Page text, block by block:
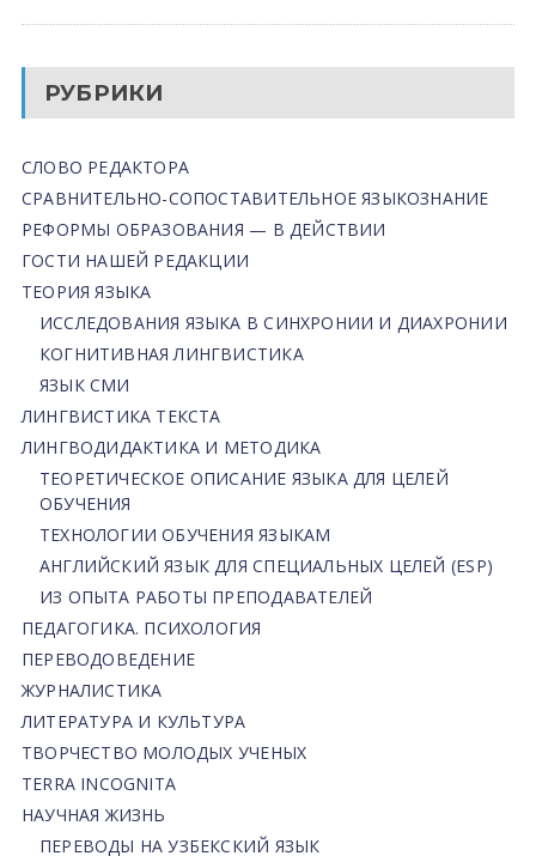
РУБРИКИ
СЛОВО РЕДАКТОРА
СРАВНИТЕЛЬНО-СОПОСТАВИТЕЛЬНОЕ ЯЗЫКОЗНАНИЕ
РЕФОРМЫ ОБРАЗОВАНИЯ — В ДЕЙСТВИИ
ГОСТИ НАШЕЙ РЕДАКЦИИ
ТЕОРИЯ ЯЗЫКА
ИССЛЕДОВАНИЯ ЯЗЫКА В СИНХРОНИИ И ДИАХРОНИИ
КОГНИТИВНАЯ ЛИНГВИСТИКА
ЯЗЫК СМИ
ЛИНГВИСТИКА ТЕКСТА
ЛИНГВОДИДАКТИКА И МЕТОДИКА
ТЕОРЕТИЧЕСКОЕ ОПИСАНИЕ ЯЗЫКА ДЛЯ ЦЕЛЕЙ
ОБУЧЕНИЯ
ТЕХНОЛОГИИ ОБУЧЕНИЯ ЯЗЫКАМ
АНГЛИЙСКИЙ ЯЗЫК ДЛЯ СПЕЦИАЛЬНЫХ ЦЕЛЕЙ (ESP)
ИЗ ОПЫТА РАБОТЫ ПРЕПОДАВАТЕЛЕЙ
ПЕДАГОГИКА. ПСИХОЛОГИЯ
ПЕРЕВОДОВЕДЕНИЕ
ЖУРНАЛИСТИКА
ЛИТЕРАТУРА И КУЛЬТУРА
ТВОРЧЕСТВО МОЛОДЫХ УЧЕНЫХ
TERRA INCOGNITA
НАУЧНАЯ ЖИЗНЬ
ПЕРЕВОДЫ НА УЗБЕКСКИЙ ЯЗЫК